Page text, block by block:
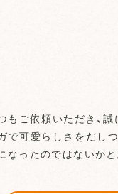
もご依頼いただき、
で可愛らしさをだし
なったのではないか